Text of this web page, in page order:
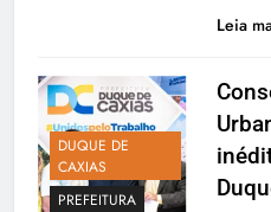
Leia
DUQUE DE
CAXIAS
PREFEITURA